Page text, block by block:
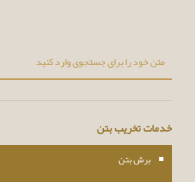
خدمات تخریب بتن
برش بتن